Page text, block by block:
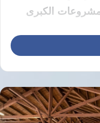
الكبرى
تحقيق كفاءة
تبلغ السرعة
التصميمية للترام بين 40 إلى 60 كم/ساعة لضمان
للمشروع بنحو